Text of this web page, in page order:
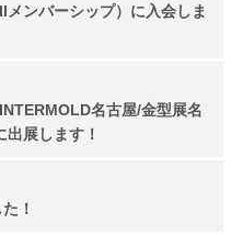
ンバーシップ）に入会しま
名古屋/金型展名
展します！
！